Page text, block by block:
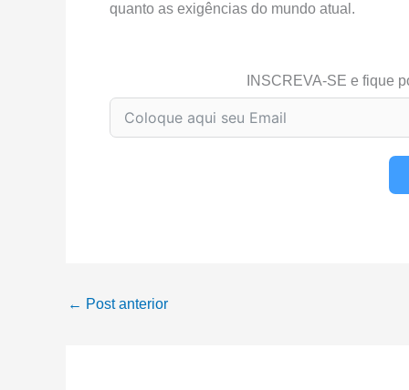
quanto as exigências do mundo atual.
INSCREVA-SE e fique
← Post anterior